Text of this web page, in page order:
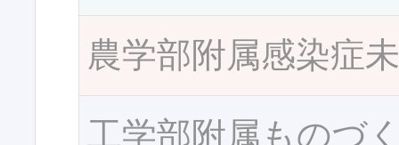
農学部附属感染症
工学部附属ものづ